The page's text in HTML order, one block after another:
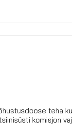
teha
komisjon